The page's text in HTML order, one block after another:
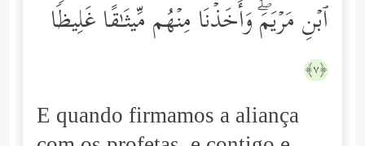
ٱبۡنِ مَرۡیَمَۖ وَأَخَذۡنَا مِنۡهُم مِّیثَـٰقًا غَلِیظࣰا
﴿٧﴾
E quando firmamos a aliança